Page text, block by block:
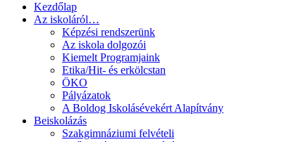
Erzsébetvárosi
Művészeti
Kezdőlap
Az iskoláról…
Képzési rendszerünk
Az iskola dolgozói
Kiemelt Programjaink
Etika/Hit- és erkölcstan
ÖKO
Pályázatok
A Boldog Iskolásévekért Alapítvány
Beiskolázás
Szakgimnáziumi felvételi